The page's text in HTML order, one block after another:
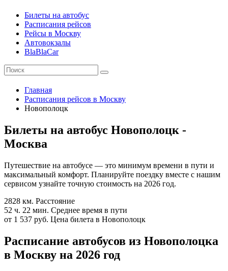
Билеты на автобус
Расписания рейсов
Рейсы в Москву
Автовокзалы
BlaBlaCar
Главная
Расписания рейсов в Москву
Новополоцк
Билеты на автобус Новополоцк -
Москва
Путешествие на автобусе — это минимум времени в пути и
максимальный комфорт. Планируйте поездку вместе с нашим
сервисом узнайте точную стоимость на 2026 год.
2828 км. Расстояние
52 ч. 22 мин. Среднее время в пути
от 1 537 руб. Цена билета в Новополоцк
Расписание автобусов из Новополоцка
в Москву на 2026 год